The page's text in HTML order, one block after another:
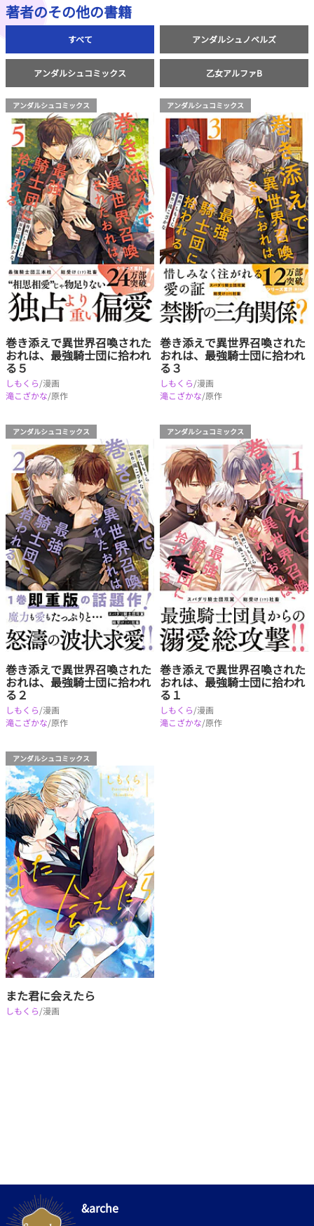
著者のその他の書籍
すべて アンダルシュノベルズ
アンダルシュコミックス 乙女アルファB
アンダルシュコミックス
巻き添えで異世界召喚された
おれは、最強騎士団に拾われ
る５
しもくら/漫画
滝こざかな/原作
アンダルシュコミックス
巻き添えで異世界召喚された
おれは、最強騎士団に拾われ
る３
しもくら/漫画
滝こざかな/原作
アンダルシュコミックス
巻き添えで異世界召喚された
おれは、最強騎士団に拾われ
る２
しもくら/漫画
滝こざかな/原作
アンダルシュコミックス
巻き添えで異世界召喚された
おれは、最強騎士団に拾われ
る１
しもくら/漫画
滝こざかな/原作
アンダルシュコミックス
また君に会えたら
しもくら/漫画
&arche